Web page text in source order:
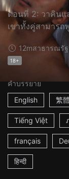
ตอนที่ 2: วาคินแ
เขาทั้งคู่สามารถ
12mสาธารณรั
18+
คำบรรยาย
English
繁
Tiếng Việt
français
हिन्दी